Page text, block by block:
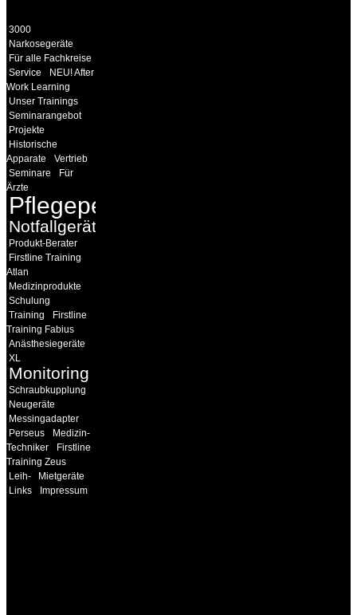
3000
Narkosegeräte
Für alle Fachkreise
Service
NEU! After
Work Learning
Unser Trainings
Seminarangebot
Projekte
Historische
Apparate
Vertrieb
Seminare
Für
Ärzte
Pflegepersonal
Notfallgeräte
Produkt-Berater
Firstline Training
Atlan
Medizinprodukte
Schulung
Training
Firstline
Training Fabius
Anästhesiegeräte
XL
Monitoring
Schraubkupplung
Neugeräte
Messingadapter
Perseus
Medizin-
Techniker
Firstline
Training Zeus
Leih-
Mietgeräte
Links
Impressum